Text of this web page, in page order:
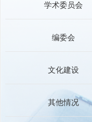
学术委员会
编委会
文化建设
其他情况